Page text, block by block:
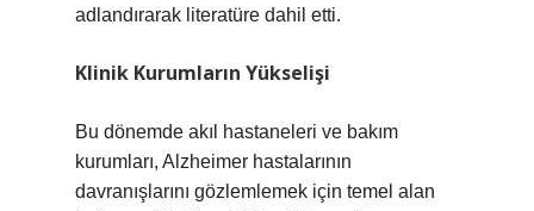
adlandırarak literatüre dahil etti.
Klinik Kurumların Yükselişi
Bu dönemde akıl hastaneleri ve bakım
kurumları, Alzheimer hastalarının
davranışlarını gözlemlemek için temel alan